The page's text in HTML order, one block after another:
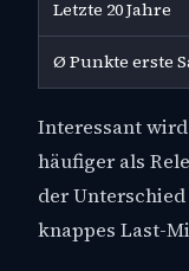
Letzte 20 Jahre
Ø Punkte erste
Interessant
häufiger als
der
knappes Last-